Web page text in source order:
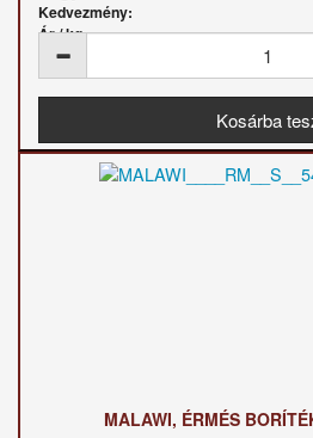
Kedvezmény:
Ár / kg:
MALAWI, ÉRMÉS